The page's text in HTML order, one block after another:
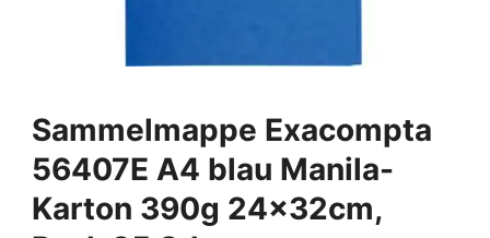
Sammelmappe Exacompta
56407E A4 blau Manila-
Karton 390g 24x32cm,